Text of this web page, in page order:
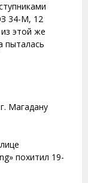
34-М, 12
этой же
пыталась
Магадану
похитил 19-